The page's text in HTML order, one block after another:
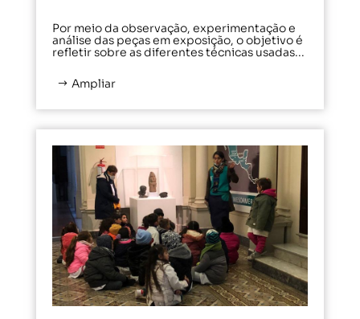
Por meio da observação, experimentação e
análise das peças em exposição, o objetivo é
refletir sobre as diferentes técnicas usadas...
Ampliar